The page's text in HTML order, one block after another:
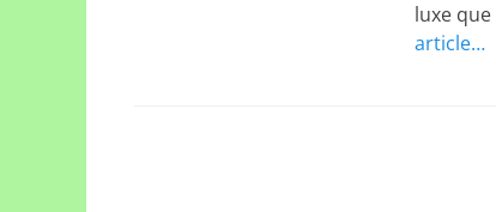
luxe
article…